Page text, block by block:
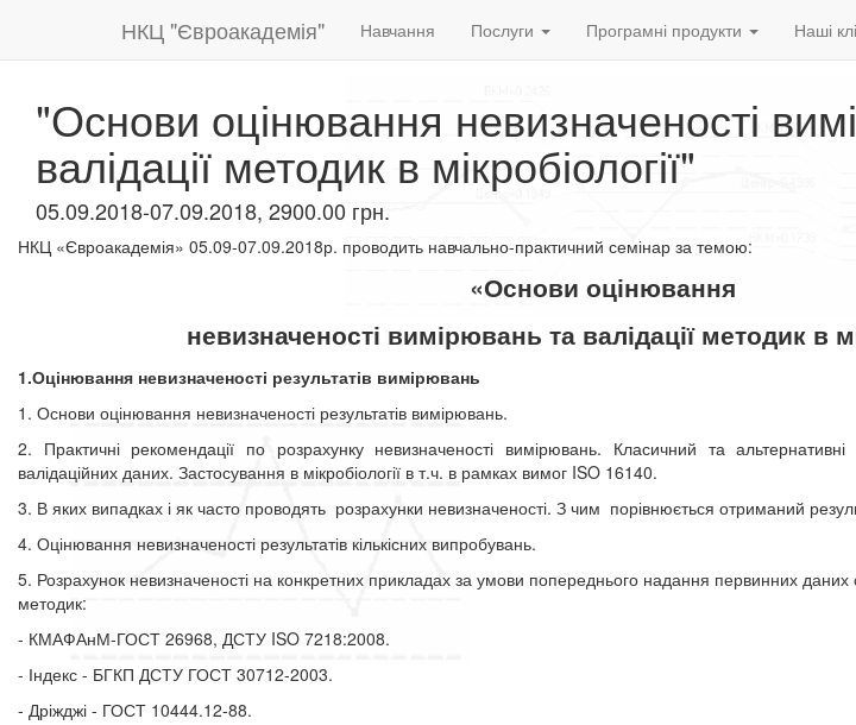
НКЦ "Євроакадемія" Навчання Послуги Програмні продукти Наші
"Основи оцінювання невизначеності
валідації методик в мікробіології"
05.09.2018-07.09.2018, 2900.00 грн.
НКЦ «Євроакадемія» 05.09-07.09.2018р. проводить навчально-практичний семінар за темою:
«Основи оцінювання
невизначеності вимірювань та валідації методик в
1.Оцінювання невизначеності результатів вимірювань
1. Основи оцінювання невизначеності результатів вимірювань.
2. Практичні рекомендації по розрахунку невизначеності вимірювань. Класичний та
валідаційних даних. Застосування в мікробіології в т.ч. в рамках вимог ISO 16140.
3. В яких випадках і як часто проводять розрахунки невизначеності. З чим порівнюється отриманий
4. Оцінювання невизначеності результатів кількісних випробувань.
5. Розрахунок невизначеності на конкретних прикладах за умови попереднього надання первинних даних
методик:
- КМАФАнМ-ГОСТ 26968, ДСТУ ISO 7218:2008.
- Індекс - БГКП ДСТУ ГОСТ 30712-2003.
- Дріжджі - ГОСТ 10444.12-88.